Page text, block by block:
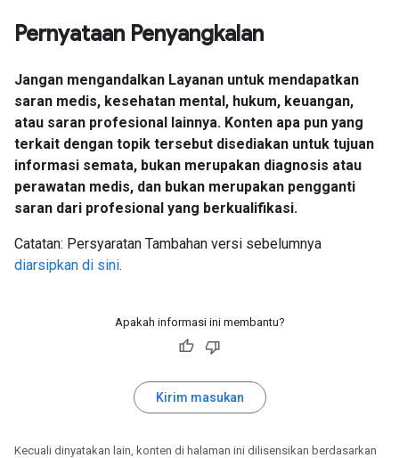
Pernyataan Penyangkalan
Jangan mengandalkan Layanan untuk mendapatkan
saran medis, kesehatan mental, hukum, keuangan,
atau saran profesional lainnya. Konten apa pun yang
terkait dengan topik tersebut disediakan untuk tujuan
informasi semata, bukan merupakan diagnosis atau
perawatan medis, dan bukan merupakan pengganti
saran dari profesional yang berkualifikasi.
Catatan: Persyaratan Tambahan versi sebelumnya
diarsipkan di sini.
Apakah informasi ini membantu?
Kirim masukan
Kecuali dinyatakan lain, konten di halaman ini dilisensikan berdasarkan